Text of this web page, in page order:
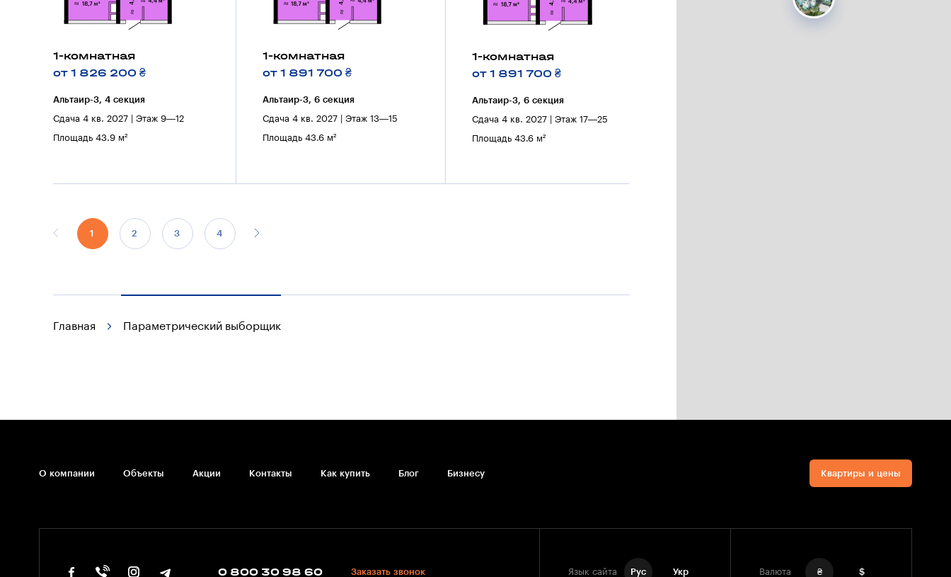
1-комнатная
от 1 826 200 ₴
Альтаир-3, 4 секция
Сдача 4 кв. 2027 | Этаж 9—12
Площадь 43.9 м²
1-комнатная
от 1 891 700 ₴
Альтаир-3, 6 секция
Сдача 4 кв. 2027 | Этаж 13—15
Площадь 43.6 м²
1-комнатная
от 1 891 700 ₴
Альтаир-3, 6 секция
Сдача 4 кв. 2027 | Этаж 17—25
Площадь 43.6 м²
1 2 3 4
Главная Параметрический выборщик
О компании Объекты Акции Контакты Как купить Блог Бизнесу Квартиры и цены
0 800 30 98 60 Заказать звонок Язык сайта Рус Укр Валюта ₴ $